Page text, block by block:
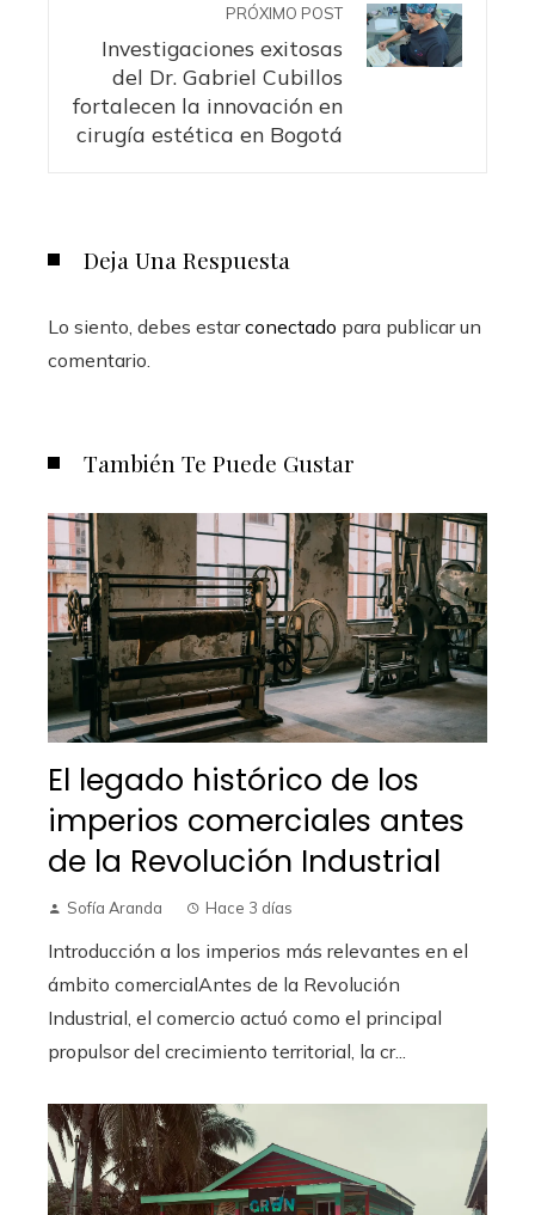
PRÓXIMO POST
Investigaciones exitosas
del Dr. Gabriel Cubillos
fortalecen la innovación en
cirugía estética en Bogotá
Deja Una Respuesta
Lo siento, debes estarconectado para publicar un
comentario.
También Te Puede Gustar
El legado histórico de los
imperios comerciales antes
de la Revolución Industrial
Sofía Aranda Hace 3 días
Introducción a los imperios más relevantes en el
ámbito comercialAntes de la Revolución
Industrial, el comercio actuó como el principal
propulsor del crecimiento territorial, la cr...